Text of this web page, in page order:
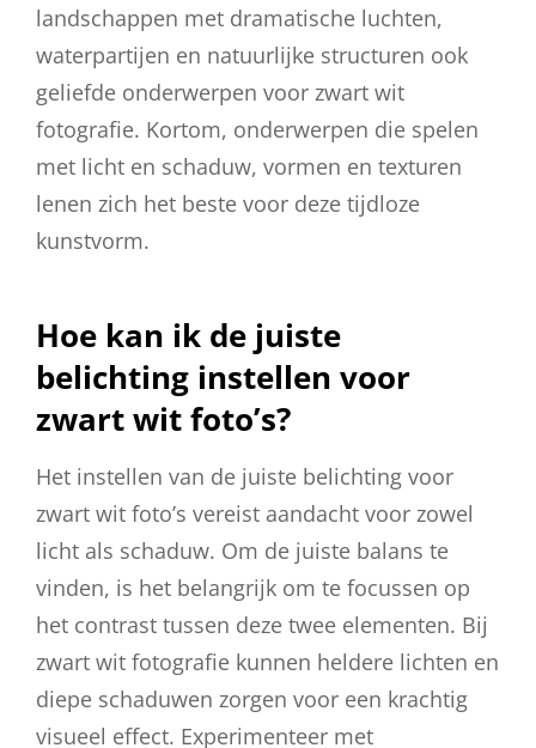
landschappen met dramatische luchten,
waterpartijen en natuurlijke structuren ook
geliefde onderwerpen voor zwart wit
fotografie. Kortom, onderwerpen die spelen
met licht en schaduw, vormen en texturen
lenen zich het beste voor deze tijdloze
kunstvorm.
Hoe kan ik de juiste
belichting instellen voor
zwart wit foto’s?
Het instellen van de juiste belichting voor
zwart wit foto’s vereist aandacht voor zowel
licht als schaduw. Om de juiste balans te
vinden, is het belangrijk om te focussen op
het contrast tussen deze twee elementen. Bij
zwart wit fotografie kunnen heldere lichten en
diepe schaduwen zorgen voor een krachtig
visueel effect. Experimenteer met